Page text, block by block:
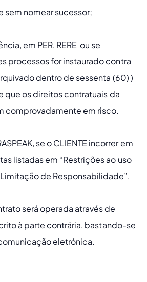
sem nomear sucessor;
em PER, RERE  ou se
processos for instaurado contra
dentro de sessenta (60) )
que os direitos contratuais da
comprovadamente em risco.
se o CLIENTE incorrer em
listadas em “Restrições ao uso
Limitação de Responsabilidade”.
será operada através de
à parte contrária, bastando-se
eletrónica.